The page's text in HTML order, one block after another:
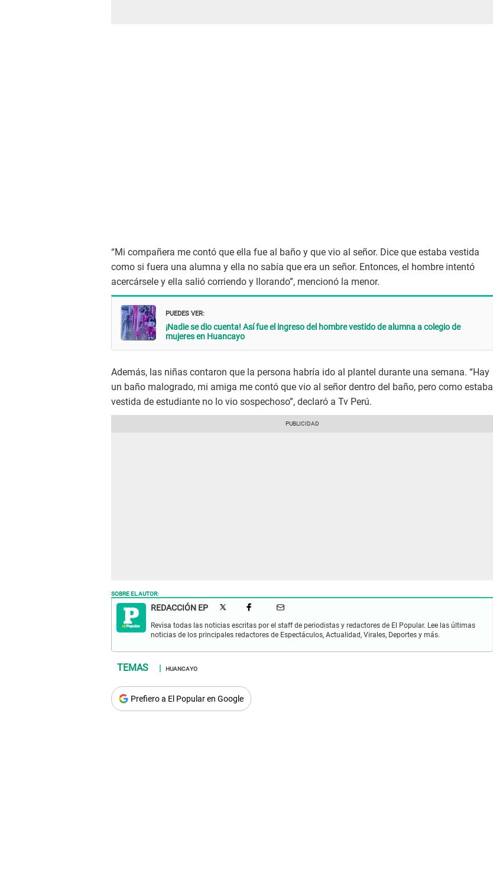
“Mi compañera me contó que ella fue al baño y que vio al señor. Dice que estaba vestida
como si fuera una alumna y ella no sabía que era un señor. Entonces, el hombre intentó
acercársele y ella salió corriendo y llorando”, mencionó la menor.
PUEDES VER:
¡Nadie se dio cuenta! Así fue el ingreso del hombre vestido de alumna a colegio de
mujeres en Huancayo
Además, las niñas contaron que la persona habría ido al plantel durante una semana. “Hay
un baño malogrado, mi amiga me contó que vio al señor dentro del baño, pero como estaba
vestida de estudiante no lo vio sospechoso”, declaró a Tv Perú.
SOBRE EL AUTOR:
REDACCIÓN EP
Revisa todas las noticias escritas por el staff de periodistas y redactores de El Popular. Lee las últimas
noticias de los principales redactores de Espectáculos, Actualidad, Virales, Deportes y más.
HUANCAYO
Prefiero a El Popular en Google